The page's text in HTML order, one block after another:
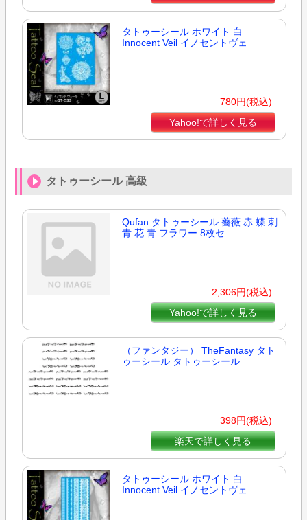
タトゥーシール ホワイト 白
Innocent Veil イノセントヴェ
780円(税込)
Yahoo!で詳しく見る
タトゥーシール 高級
Qufan タトゥーシール 薔薇 赤 蝶 刺
青 花 青 フラワー 8枚セ
2,306円(税込)
Yahoo!で詳しく見る
（ファンタジー） TheFantasy タト
ゥーシール タトゥーシール
398円(税込)
楽天で詳しく見る
タトゥーシール ホワイト 白
Innocent Veil イノセントヴェ